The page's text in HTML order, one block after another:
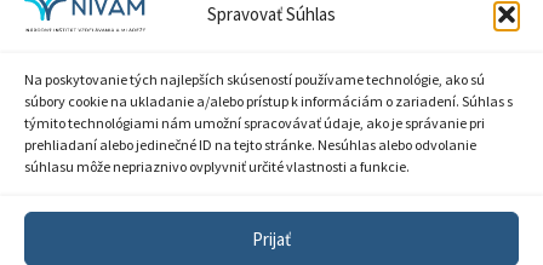
Spravovať Súhlas
Na poskytovanie tých najlepších skúseností používame technológie, ako sú
súbory cookie na ukladanie a/alebo prístup k informáciám o zariadení. Súhlas s
týmito technológiami nám umožní spracovávať údaje, ako je správanie pri
prehliadaní alebo jedinečné ID na tejto stránke. Nesúhlas alebo odvolanie
súhlasu môže nepriaznivo ovplyvniť určité vlastnosti a funkcie.
Prijať
DIČ: 2020798714
Zásady ochrany súkromia
Sprístupnenie informácií